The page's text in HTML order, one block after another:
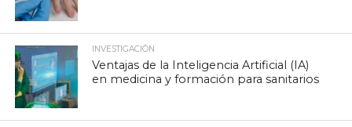
INVESTIGACIÓN
Ventajas de la Inteligencia Artificial (IA)
en medicina y formación para sanitarios